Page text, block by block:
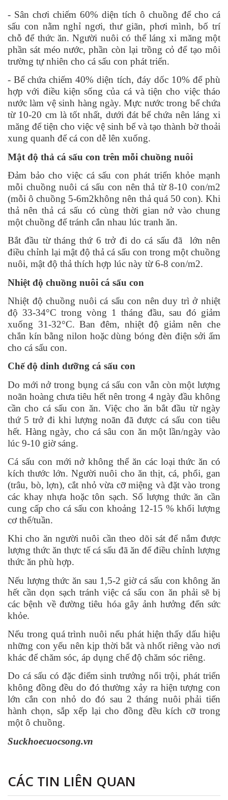
- Sân chơi chiếm 60% diện tích ô chuồng để cho cá
sấu con nằm nghỉ ngơi, thư giãn, phơi mình, bố trí
chỗ để thức ăn. Người nuôi có thể láng xi măng một
phần sát méo nước, phần còn lại trồng cỏ để tạo môi
trường tự nhiên cho cá sấu con phát triển.
- Bể chứa chiếm 40% diện tích, đáy dốc 10% để phù
hợp với điều kiện sống của cá và tiện cho việc tháo
nước làm vệ sinh hàng ngày. Mực nước trong bể chứa
từ 10-20 cm là tốt nhất, dưới đát bể chứa nên láng xi
măng để tiện cho việc vệ sinh bể và tạo thành bờ thoải
xung quanh để cá con dễ lên xuống.
Mật độ thả cá sấu con trên mỗi chuồng nuôi
Đảm bảo cho việc cá sấu con phát triển khỏe mạnh
mỗi chuồng nuôi cá sấu con nên thả từ 8-10 con/m2
(mỗi ô chuồng 5-6m2không nên thả quá 50 con). Khi
thả nên thả cá sấu có cùng thời gian nở vào chung
một chuồng để tránh cắn nhau lúc tranh ăn.
Bắt đầu từ tháng thứ 6 trở đi do cá sấu đã lớn nên
điều chỉnh lại mật độ thả cá sấu con trong một chuồng
nuôi, mật độ thả thích hợp lúc này từ 6-8 con/m2.
Nhiệt độ chuồng nuôi cá sấu con
Nhiệt độ chuồng nuôi cá sấu con nên duy trì ở nhiệt
độ 33-34°C trong vòng 1 tháng đầu, sau đó giảm
xuống 31-32°C. Ban đêm, nhiệt độ giảm nên che
chắn kín bằng nilon hoặc dùng bóng đèn điện sởi ấm
cho cá sấu con.
Chế độ dinh dưỡng cá sấu con
Do mới nở trong bụng cá sấu con vẫn còn một lượng
noãn hoàng chưa tiêu hết nên trong 4 ngày đầu không
cần cho cá sấu con ăn. Việc cho ăn bắt đầu từ ngày
thứ 5 trở đi khi lượng noãn đã được cá sấu con tiêu
hết. Hàng ngày, cho cá sâu con ăn một lần/ngày vào
lúc 9-10 giờ sáng.
Cá sấu con mới nở không thể ăn các loại thức ăn có
kích thước lớn. Người nuôi cho ăn thịt, cá, phổi, gan
(trâu, bò, lợn), cắt nhỏ vừa cỡ miệng và đặt vào trong
các khay nhựa hoặc tôn sạch. Số lượng thức ăn cần
cung cấp cho cá sấu con khoảng 12-15 % khối lượng
cơ thể/tuần.
Khi cho ăn người nuôi cần theo dõi sát để nắm được
lượng thức ăn thực tế cá sấu đã ăn để điều chỉnh lượng
thức ăn phù hợp.
Nếu lượng thức ăn sau 1,5-2 giờ cá sấu con không ăn
hết cần dọn sạch tránh việc cá sấu con ăn phải sẽ bị
các bệnh về đường tiêu hóa gây ảnh hưởng đến sức
khỏe.
Nếu trong quá trình nuôi nếu phát hiện thấy dấu hiệu
những con yếu nên kịp thời bắt và nhốt riêng vào nơi
khác để chăm sóc, áp dụng chế độ chăm sóc riêng.
Do cá sấu có đặc điểm sinh trưởng nổi trội, phát triển
không đồng đều do đó thường xảy ra hiện tượng con
lớn cắn con nhỏ do đó sau 2 tháng nuôi phải tiến
hành chọn, sắp xếp lại cho đồng đều kích cỡ trong
một ô chuồng.
Suckhoecuocsong.vn
CÁC TIN LIÊN QUAN